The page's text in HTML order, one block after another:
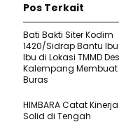
Pos Terkait
Bati Bakti Siter Kodim
1420/Sidrap Bantu
Ibu di Lokasi TMMD
Kalempang Membuat
Buras
HIMBARA Catat Kinerja
Solid di Tengah